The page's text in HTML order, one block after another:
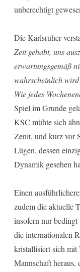
unberechtigt
Die Karlsruher
Zeit gehabt, uns
erwartungsgemäß
wahrscheinlich
Wie jedes
Spiel im Grunde
KSC mühte sich
Zenit, und kurz vor
Lügen, dessen
Dynamik gesehen
Einen
zudem die aktuelle
insofern nur bedingt
die internationalen
kristallisiert sich mit
Mannschaft